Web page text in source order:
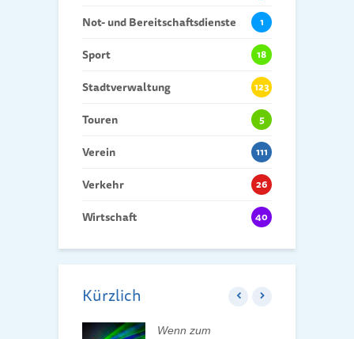
Not- und Bereitschaftsdienste 1
Sport 18
Stadtverwaltung 123
Touren 5
Verein 111
Verkehr 26
Wirtschaft 40
Kürzlich
Wenn zum